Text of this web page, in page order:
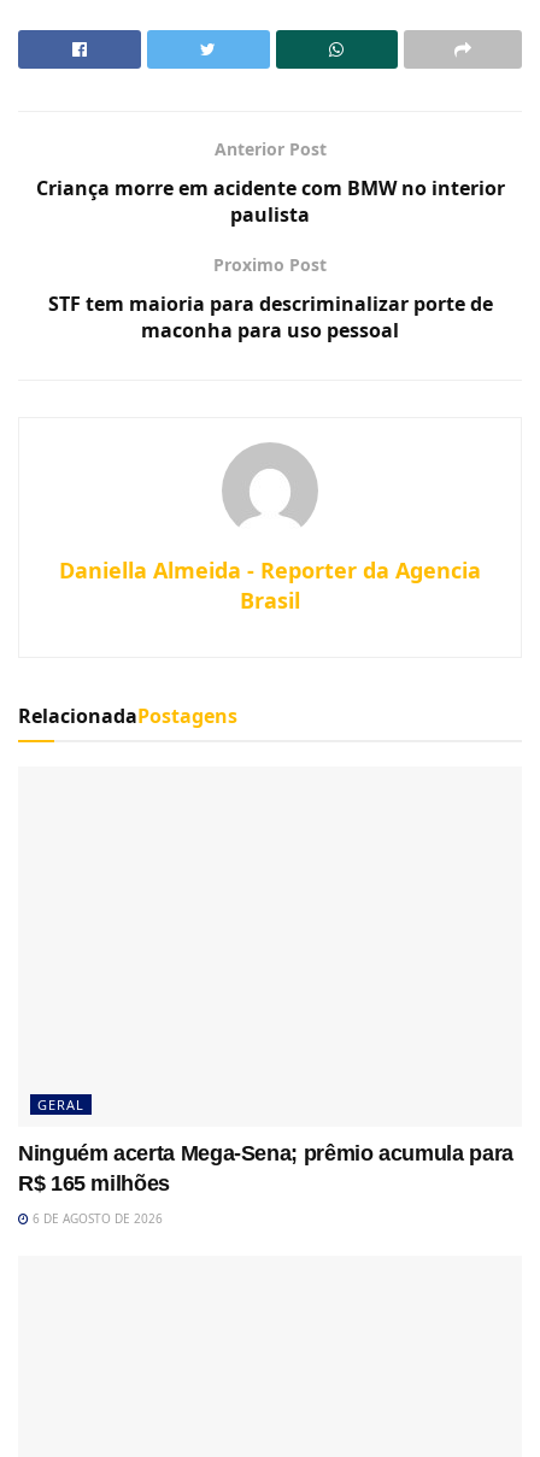
Anterior Post
Criança morre em acidente com BMW no interior
paulista
Proximo Post
STF tem maioria para descriminalizar porte de
maconha para uso pessoal
Daniella Almeida - Reporter da Agencia
Brasil
RelacionadaPostagens
GERAL
Ninguém acerta Mega-Sena; prêmio acumula para
R$ 165 milhões
6 DE AGOSTO DE 2026